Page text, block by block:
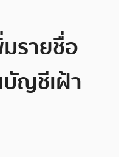
รายชื่อ
บัญชีเฝ้า